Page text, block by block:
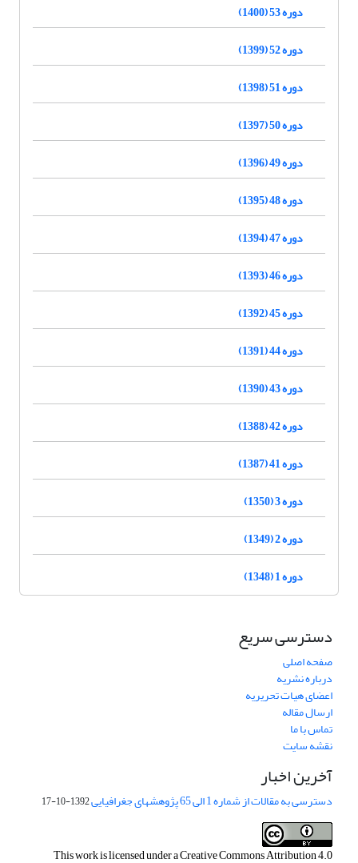
دوره 53 (1400)
دوره 52 (1399)
دوره 51 (1398)
دوره 50 (1397)
دوره 49 (1396)
دوره 48 (1395)
دوره 47 (1394)
دوره 46 (1393)
دوره 45 (1392)
دوره 44 (1391)
دوره 43 (1390)
دوره 42 (1388)
دوره 41 (1387)
دوره 3 (1350)
دوره 2 (1349)
دوره 1 (1348)
دسترسی سریع
صفحه اصلی
درباره نشریه
اعضای هیات تحریریه
ارسال مقاله
تماس با ما
نقشه سایت
آخرین اخبار
دسترسی به مقالات از شماره 1 الی 65 پژوهشهای جغرافیایی 1392-10-17
This work is licensed under aCreative Commons Attribution 4.0